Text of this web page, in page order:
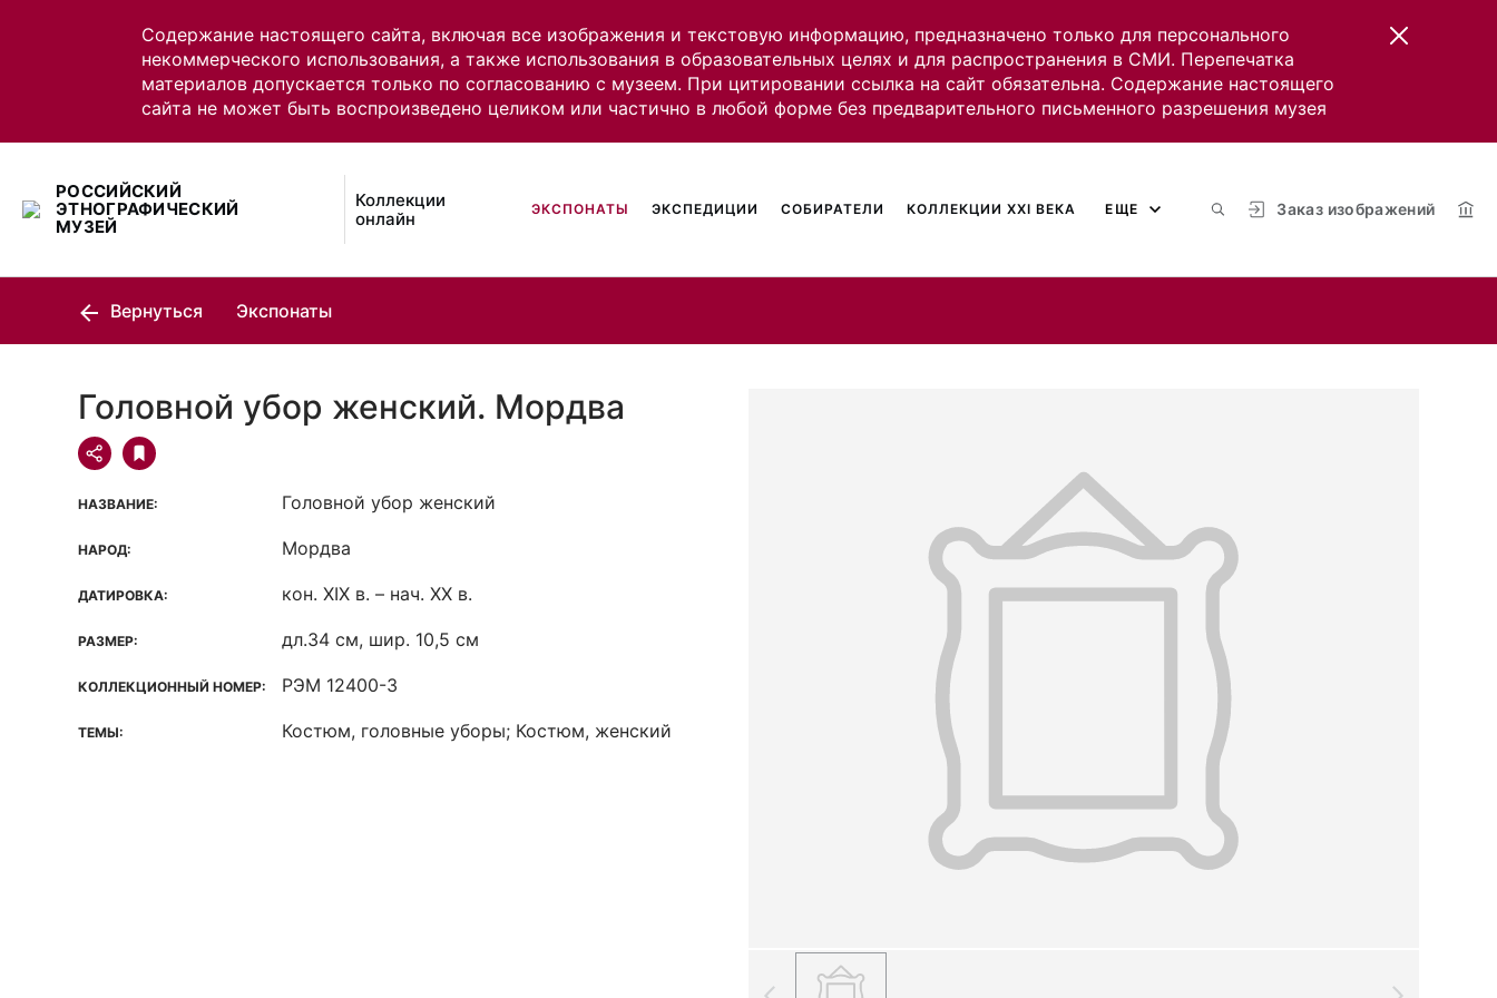
Содержание настоящего сайта, включая все изображения и текстовую информацию, предназначено только для персонального
некоммерческого использования, а также использования в образовательных целях и для распространения в СМИ. Перепечатка
материалов допускается только по согласованию с музеем. При цитировании ссылка на сайт обязательна. Содержание настоящего
сайта не может быть воспроизведено целиком или частично в любой форме без предварительного письменного разрешения музея
РОССИЙСКИЙ
ЭТНОГРАФИЧЕСКИЙ
МУЗЕЙ
Коллекции
онлайн
Заказ изображений
ЭКСПОНАТЫ ЭКСПЕДИЦИИ СОБИРАТЕЛИ КОЛЛЕКЦИИ XXI ВЕКА ЕЩЕ
Вернуться Экспонаты
Головной убор женский. Мордва
НАЗВАНИЕ: Головной убор женский
НАРОД: Мордва
ДАТИРОВКА: кон. XIX в. – нач. XX в.
РАЗМЕР: дл.34 см, шир. 10,5 см
КОЛЛЕКЦИОННЫЙ НОМЕР: РЭМ 12400-3
ТЕМЫ: Костюм, головные уборы; Костюм, женский